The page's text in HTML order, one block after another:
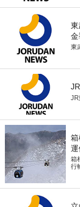
金
東
JR
箱
行